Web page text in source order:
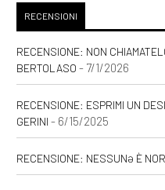
[24]
Valentina
Settembre 2020
[03]Storie
Il risveglio
RECENSIONI
RECENSIONE: NON
BERTOLASO - 7/1/2026
RECENSIONE: ESPRIMI UN
GERINI - 6/15/2025
RECENSIONE: NESSUNƏ È